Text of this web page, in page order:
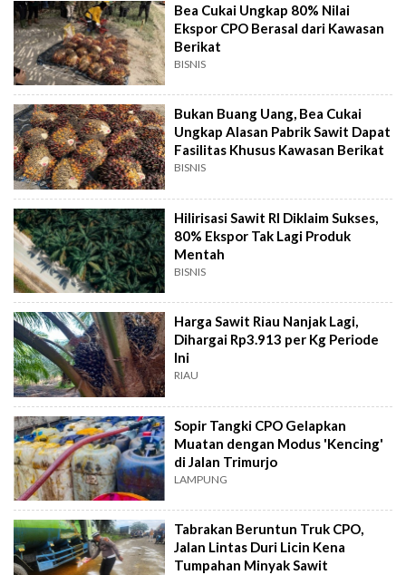
Bea Cukai Ungkap 80% Nilai
Ekspor CPO Berasal dari Kawasan
Berikat
BISNIS
Bukan Buang Uang, Bea Cukai
Ungkap Alasan Pabrik Sawit Dapat
Fasilitas Khusus Kawasan Berikat
BISNIS
Hilirisasi Sawit RI Diklaim Sukses,
80% Ekspor Tak Lagi Produk
Mentah
BISNIS
Harga Sawit Riau Nanjak Lagi,
Dihargai Rp3.913 per Kg Periode
Ini
RIAU
Sopir Tangki CPO Gelapkan
Muatan dengan Modus 'Kencing'
di Jalan Trimurjo
LAMPUNG
Tabrakan Beruntun Truk CPO,
Jalan Lintas Duri Licin Kena
Tumpahan Minyak Sawit